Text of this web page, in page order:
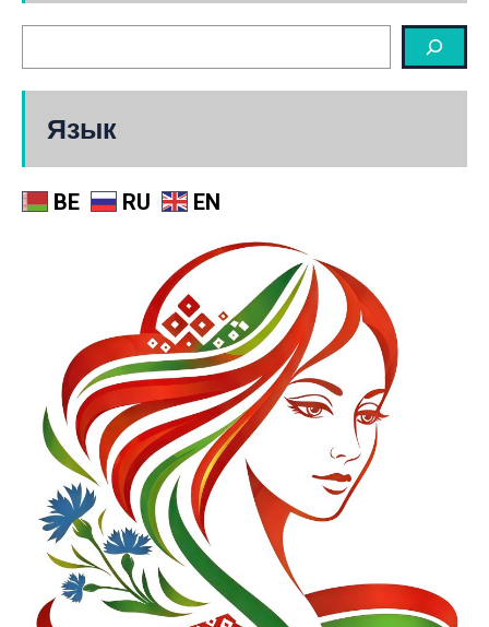
Язык
BE RU EN